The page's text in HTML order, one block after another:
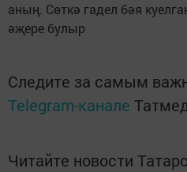
аның. Сөткә гадел бәя
әҗере булыр
Следите за самым
Telegram-канале
Читайте новости